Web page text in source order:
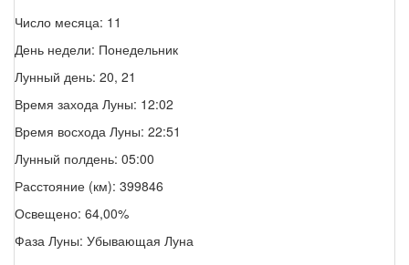
Число месяца: 11
День недели: Понедельник
Лунный день: 20, 21
Время захода Луны: 12:02
Время восхода Луны: 22:51
Лунный полдень: 05:00
Расстояние (км): 399846
Освещено: 64,00%
Фаза Луны: Убывающая Луна